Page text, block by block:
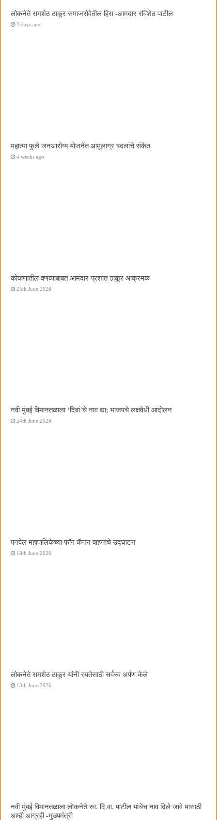
लोकनेते रामशेठ ठाकूर समाजसेवेतील हिरा -आमदार रविशेठ पाटील
2 days ago
महात्मा फुले जनआरोग्य योजनेत आमूलाग्र बदलांचे संकेत
4 weeks ago
कोकणातील वणव्यांबाबत आमदार प्रशांत ठाकूर आक्रमक
25th June 2026
नवी मुंबई विमानतळाला ‌‘दिबां‌’चे नाव द्या; भाजपचे लक्षवेधी आंदोलन
24th June 2026
पनवेल महापालिकेच्या फॉग कॅनन वाहनांचे उद्घाटन
18th June 2026
लोकनेते रामशेठ ठाकूर यांनी रयतेसाठी सर्वस्व अर्पण केले
13th June 2026
नवी मुंबई विमानतळाला लोकनेते स्व. दि.बा. पाटील यांचेच नाव दिले जावे यासाठी
आम्ही आग्रही -मुख्यमंत्री